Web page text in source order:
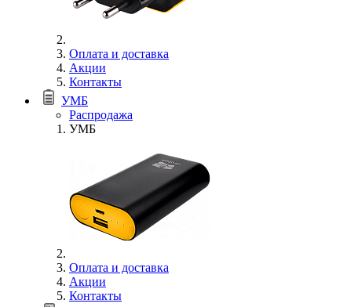
Оплата и доставка
Акции
Контакты
УМБ
Распродажа
УМБ
Оплата и доставка
Акции
Контакты